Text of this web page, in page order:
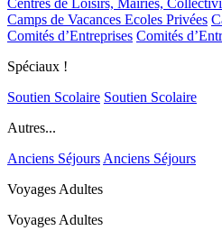
Centres de Loisirs, Mairies,
Camps de Vacances Ecoles Privées
Comités d’Entreprises Comités
Spéciaux !
Soutien Scolaire Soutien Scolaire
Autres...
Anciens Séjours Anciens Séjours
Voyages Adultes
Voyages Adultes